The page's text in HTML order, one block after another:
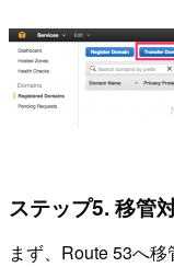
ステップ5. 移管
まず、Route 53へ移